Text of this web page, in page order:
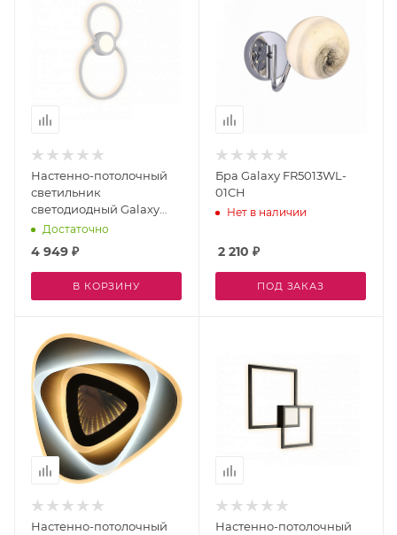
Настенно-потолочный
светильник
светодиодный Galaxy
X046124 24W 3000K WH
Достаточно
4 949 ₽
В КОРЗИНУ
Бра Galaxy FR5013WL-
01CH
Нет в наличии
2 210 ₽
ПОД ЗАКАЗ
Настенно-потолочный
Настенно-потолочный